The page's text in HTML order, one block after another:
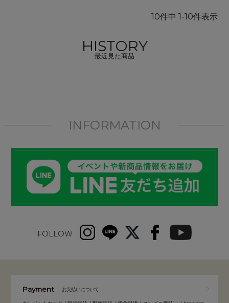
10件中 1-10件表示
HISTORY
最近見た商品
INFORMATION
FOLLOW
Payment お支払いについて